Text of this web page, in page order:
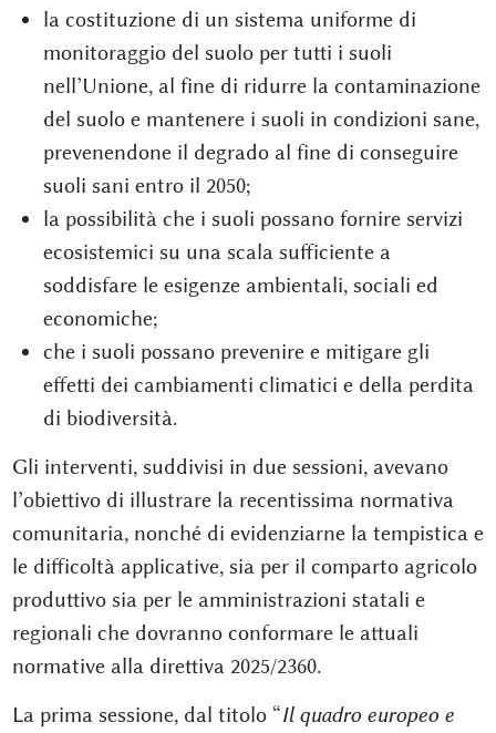
la costituzione di un sistema uniforme di
monitoraggio del suolo per tutti i suoli
nell’Unione, al fine di ridurre la contaminazione
del suolo e mantenere i suoli in condizioni sane,
prevenendone il degrado al fine di conseguire
suoli sani entro il 2050;
la possibilità che i suoli possano fornire servizi
ecosistemici su una scala sufficiente a
soddisfare le esigenze ambientali, sociali ed
economiche;
che i suoli possano prevenire e mitigare gli
effetti dei cambiamenti climatici e della perdita
di biodiversità.
Gli interventi, suddivisi in due sessioni, avevano
l’obiettivo di illustrare la recentissima normativa
comunitaria, nonché di evidenziarne la tempistica e
le difficoltà applicative, sia per il comparto agricolo
produttivo sia per le amministrazioni statali e
regionali che dovranno conformare le attuali
normative alla direttiva 2025/2360.
La prima sessione, dal titolo “Il quadro europeo e